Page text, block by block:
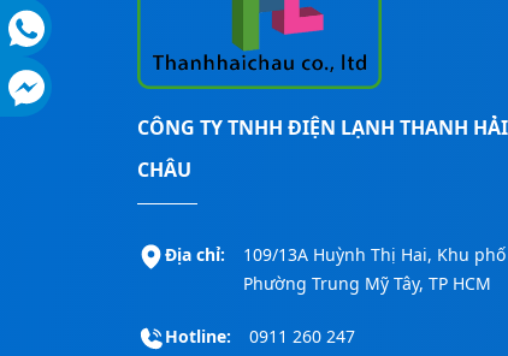
CÔNG TY TNHH ĐIỆN LẠNH THANH HẢI
CHÂU
Địa chỉ:
109/13A Huỳnh Thị Hai, Khu phố
Phường Trung Mỹ Tây, TP HCM
Hotline: 0911 260 247